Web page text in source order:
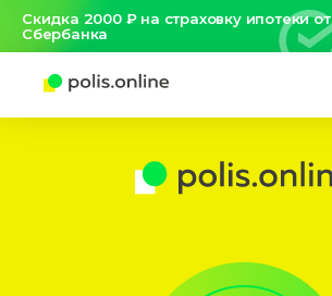
Скидка 2000 ₽ на страховку ипотеки от
Сбербанка